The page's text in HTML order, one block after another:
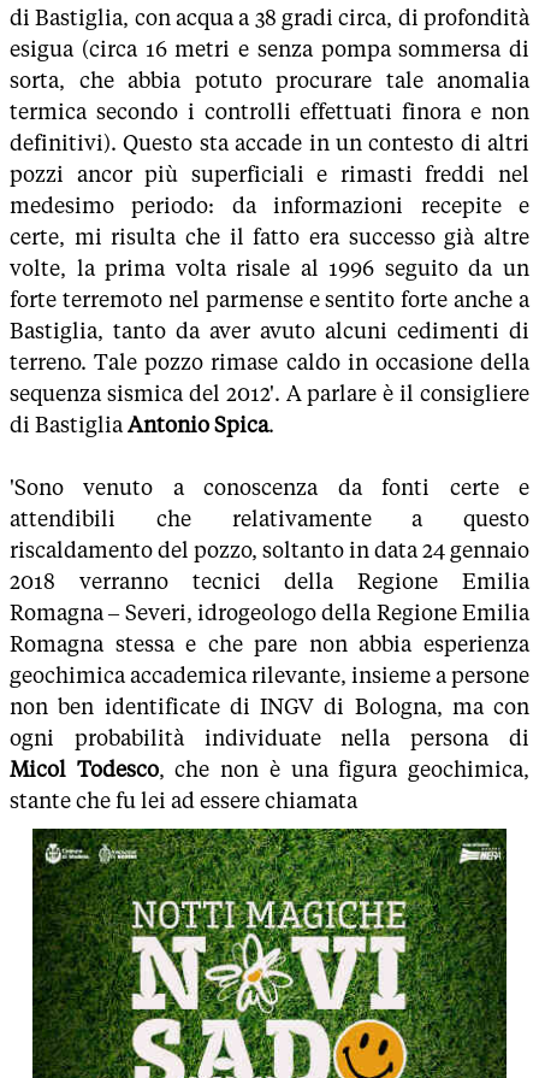
di Bastiglia, con acqua a 38 gradi circa, di profondità
esigua (circa 16 metri e senza pompa sommersa di
sorta, che abbia potuto procurare tale anomalia
termica secondo i controlli effettuati finora e non
definitivi). Questo sta accade in un contesto di altri
pozzi ancor più superficiali e rimasti freddi nel
medesimo periodo: da informazioni recepite e
certe, mi risulta che il fatto era successo già altre
volte, la prima volta risale al 1996 seguito da un
forte terremoto nel parmense e sentito forte anche a
Bastiglia, tanto da aver avuto alcuni cedimenti di
terreno. Tale pozzo rimase caldo in occasione della
sequenza sismica del 2012'. A parlare è il consigliere
di BastigliaAntonio Spica.
'Sono venuto a conoscenza da fonti certe e
attendibili che relativamente a questo
riscaldamento del pozzo, soltanto in data 24 gennaio
2018 verranno tecnici della Regione Emilia
Romagna – Severi, idrogeologo della Regione Emilia
Romagna stessa e che pare non abbia esperienza
geochimica accademica rilevante, insieme a persone
non ben identificate di INGV di Bologna, ma con
ogni probabilità individuate nella persona di
Micol Todesco, che non è una figura geochimica,
stante che fu lei ad essere chiamata